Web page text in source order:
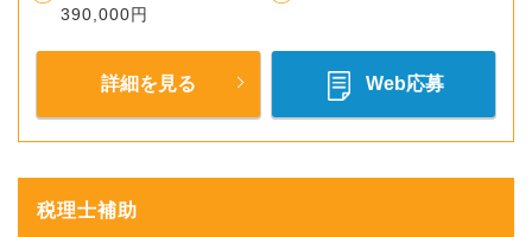
390,000円
詳細を見る Web応募
税理士補助